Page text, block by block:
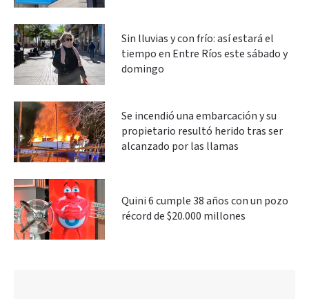
Sin lluvias y con frío: así estará el
tiempo en Entre Ríos este sábado y
domingo
Se incendió una embarcación y su
propietario resultó herido tras ser
alcanzado por las llamas
Quini 6 cumple 38 años con un pozo
récord de $20.000 millones